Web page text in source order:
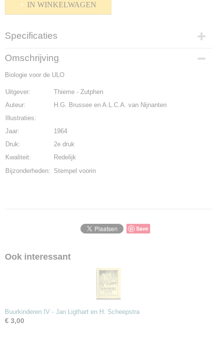
IN WINKELWAGEN
Specificaties
Productcode
K-1510-505
Bruto gewicht
Omschrijving
Biologie voor de ULO
Uitgever:
Thieme - Zutphen
Auteur:
H.G. Brussee en A.L.C.A. van Nijnanten
Illustraties:
Jaar:
1964
Druk:
2e druk
Kwaliteit:
Redelijk
Bijzonderheden: Stempel voorin
Save
Ook interessant
Buurkinderen IV - Jan Ligthart en H. Scheepstra
€ 3,00